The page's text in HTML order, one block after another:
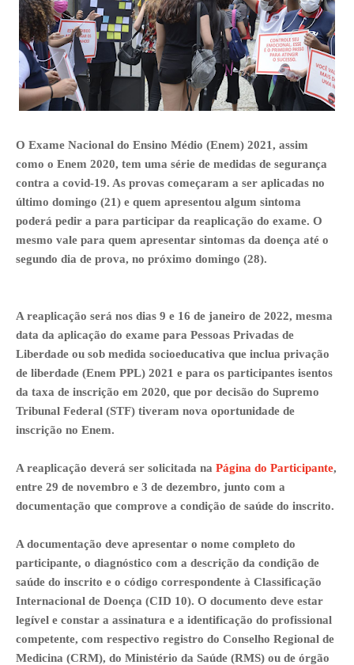
O Exame Nacional do Ensino Médio (Enem) 2021, assim
como o Enem 2020, tem uma série de medidas de segurança
contra a covid-19. As provas começaram a ser aplicadas no
último domingo (21) e quem apresentou algum sintoma
poderá pedir a para participar da reaplicação do exame. O
mesmo vale para quem apresentar sintomas da doença até o
segundo dia de prova, no próximo domingo (28).
A reaplicação será nos dias 9 e 16 de janeiro de 2022, mesma
data da aplicação do exame para Pessoas Privadas de
Liberdade ou sob medida socioeducativa que inclua privação
de liberdade (Enem PPL) 2021 e para os participantes isentos
da taxa de inscrição em 2020, que por decisão do Supremo
Tribunal Federal (STF) tiveram nova oportunidade de
inscrição no Enem.
A reaplicação deverá ser solicitada na Página do Participante,
entre 29 de novembro e 3 de dezembro, junto com a
documentação que comprove a condição de saúde do inscrito.
A documentação deve apresentar o nome completo do
participante, o diagnóstico com a descrição da condição de
saúde do inscrito e o código correspondente à Classificação
Internacional de Doença (CID 10). O documento deve estar
legível e constar a assinatura e a identificação do profissional
competente, com respectivo registro do Conselho Regional de
Medicina (CRM), do Ministério da Saúde (RMS) ou de órgão